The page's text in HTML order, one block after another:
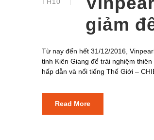
giảm
Từ nay đến hết 31/12/2016,
tỉnh Kiên Giang để trải nghiệm
hấp dẫn và nổi tiếng Thế Giới –
Read More